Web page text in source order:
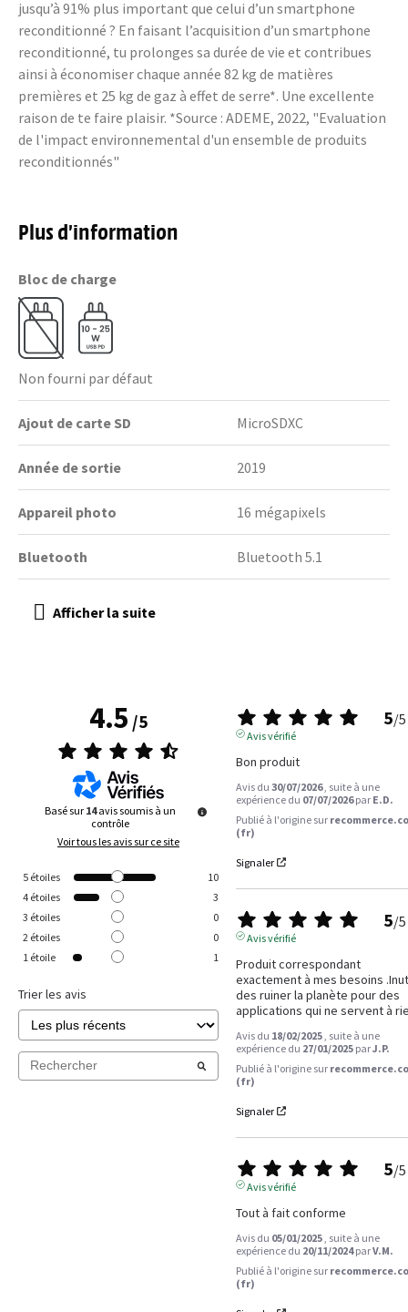
jusqu’à 91% plus important que celui d’un smartphone
reconditionné ? En faisant l’acquisition d’un smartphone
reconditionné, tu prolonges sa durée de vie et contribues
ainsi à économiser chaque année 82 kg de matières
premières et 25 kg de gaz à effet de serre*. Une excellente
raison de te faire plaisir. *Source : ADEME, 2022, "Evaluation
de l'impact environnemental d'un ensemble de produits
reconditionnés"
Plus d’information
Bloc de charge
Non fourni par défaut
Ajout de carte SD MicroSDXC
Année de sortie 2019
Appareil photo 16 mégapixels
Bluetooth Bluetooth 5.1
4.5/5
Basé sur 14 avis soumis à un
contrôle
Voir tous les avis sur ce site
5 étoiles
10
4 étoiles
3
3 étoiles
0
2 étoiles
0
1 étoile 1
Trier les avis
5/5
Avis vérifié
Bon produit
Avis du 30/07/2026 , suite à une
expérience du 07/07/2026 par E.D.
Publié à l'origine sur
(fr)
Signaler
5/5
Avis vérifié
Produit correspondant
exactement à mes besoins
des ruiner la planète pour des
applications qui ne servent à
Avis du 18/02/2025 , suite à une
expérience du 27/01/2025 parJ.P.
Publié à l'origine sur
(fr)
Signaler
5/5
Avis vérifié
Tout à fait conforme
Avis du 05/01/2025 , suite à une
expérience du 20/11/2024 parV.M.
Publié à l'origine sur
(fr)